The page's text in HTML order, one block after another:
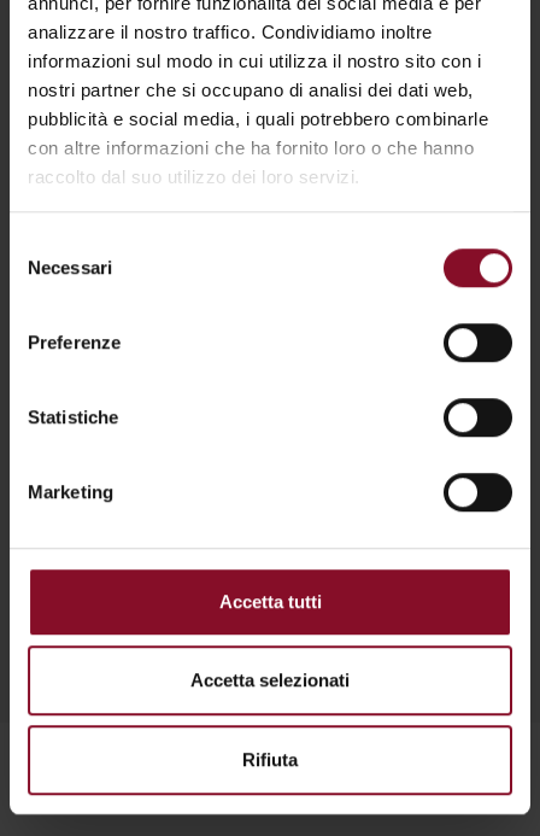
analizzare il nostro traffico. Condividiamo inoltre
informazioni sul modo in cui utilizza il nostro sito con i
nostri partner che si occupano di analisi dei dati web,
pubblicità e social media, i quali potrebbero combinarle
con altre informazioni che ha fornito loro o che hanno
raccolto dal suo utilizzo dei loro servizi.
delNecessari
Preferenze
Statistiche
Marketing
Accetta tutti
Accetta selezionati
Rifiuta
CONSULENTI
Le nostre competenze a disposizione
PARTNERSHIP